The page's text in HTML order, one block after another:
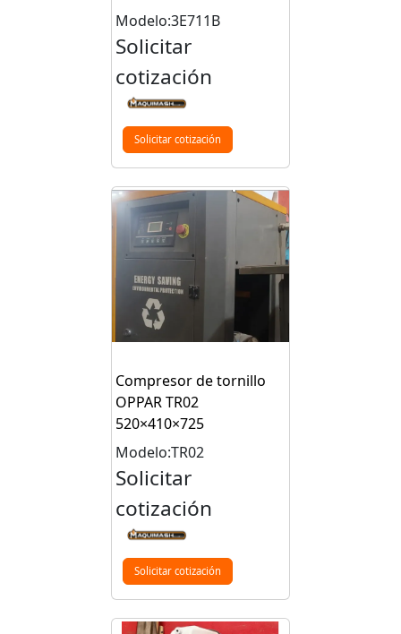
Modelo:3E711B
Solicitar
cotización
Solicitar cotización
Compresor de tornillo
OPPAR TR02
520×410×725
Modelo:TR02
Solicitar
cotización
Solicitar cotización